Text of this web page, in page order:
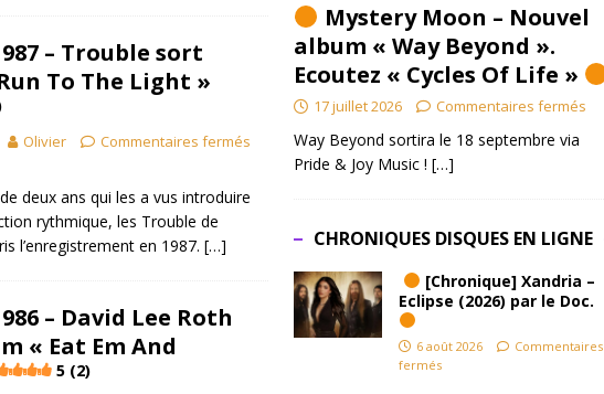
– Trouble sort
To The Light »
Olivier Commentaires fermés
deux ans qui les a vus introduire
rythmique, les Trouble de
l’enregistrement en 1987. […]
– David Lee Roth
« Eat Em And
5 (2)
Mystery Moon – Nouvel
album « Way Beyond ».
Ecoutez « Cycles Of Life »
17 juillet 2026 Commentaires fermés
Way Beyond sortira le 18 septembre via
Pride & Joy Music ! […]
CHRONIQUES DISQUES EN LIGNE
[Chronique] Xandria –
Eclipse (2026) par le Doc.
6 août 2026
Commentaires
fermés